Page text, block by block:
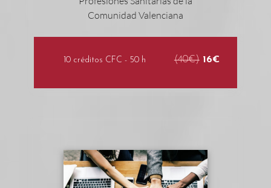
10 créditos CFC - 50 h (40€) 16€